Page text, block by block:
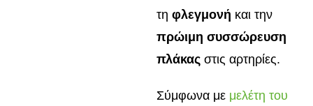
τη φλεγμονή και την
πρώιμη συσσώρευση
πλάκας στις αρτηρίες.
Σύμφωνα με μελέτη του